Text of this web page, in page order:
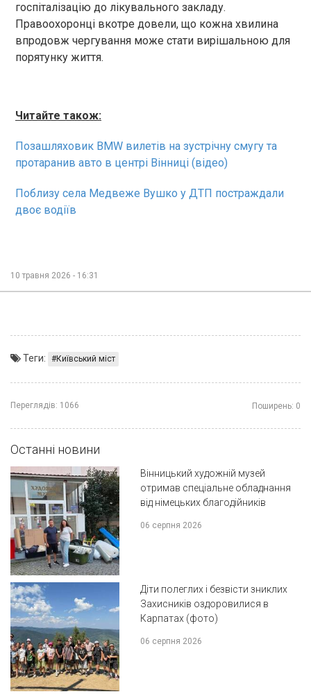
госпіталізацію до лікувального закладу.
Правоохоронці вкотре довели, що кожна хвилина
впродовж чергування може стати вирішальною для
порятунку життя.
Читайте також:
Позашляховик BMW вилетів на зустрічну смугу та
протаранив авто в центрі Вінниці (відео)
Поблизу села Медвеже Вушко у ДТП постраждали
двоє водіїв
10 травня 2026 - 16:31
Теги: Київський міст
Переглядів: 1066 Поширень: 0
Останні новини
Вінницький художній музей
отримав спеціальне обладнання
від німецьких благодійників
06 серпня 2026
Діти полеглих і безвісти зниклих
Захисників оздоровилися в
Карпатах (фото)
06 серпня 2026